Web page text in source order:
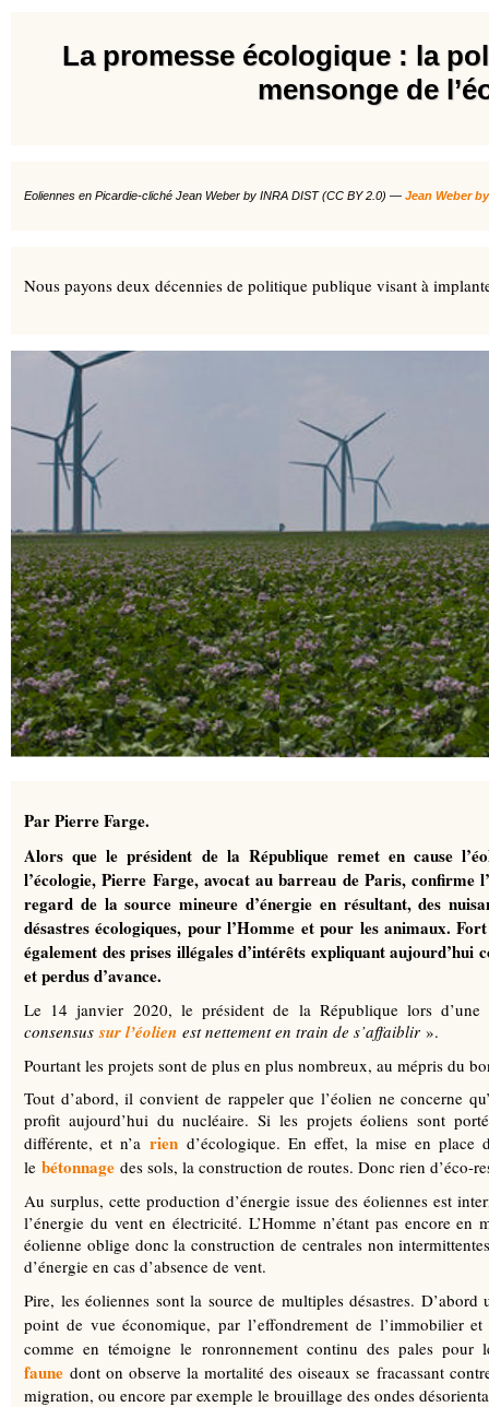
La promesse écologique : la
mensonge de
Eoliennes en Picardie-cliché Jean Weber by INRA DIST (CC BY 2.0) — Jean Weber
Nous payons deux décennies de politique publique visant à
Par Pierre Farge.
Alors que le président de la République remet en cause
l’écologie, Pierre Farge, avocat au barreau de Paris, confirme
regard de la source mineure d’énergie en résultant, des
désastres écologiques, pour l’Homme et pour les animaux.
également des prises illégales d’intérêts expliquant
et perdus d’avance.
Le 14 janvier 2020, le président de la République lors
consensussur l’éolien est nettement en train de s’affaiblir ».
Pourtant les projets sont de plus en plus nombreux, au mépris du
Tout d’abord, il convient de rappeler que l’éolien ne concerne
profit aujourd’hui du nucléaire. Si les projets éoliens sont
différente, et n’a rien d’écologique. En effet, la mise en place
le bétonnage des sols, la construction de routes. Donc rien d’éco-
Au surplus, cette production d’énergie issue des éoliennes est
l’énergie du vent en électricité. L’Homme n’étant pas encore
éolienne oblige donc la construction de centrales non
d’énergie en cas d’absence de vent.
Pire, les éoliennes sont la source de multiples désastres. D’abord
point de vue économique, par l’effondrement de l’immobilier
comme en témoigne le ronronnement continu des pales
faune dont on observe la mortalité des oiseaux se fracassant
migration, ou encore par exemple le brouillage des ondes